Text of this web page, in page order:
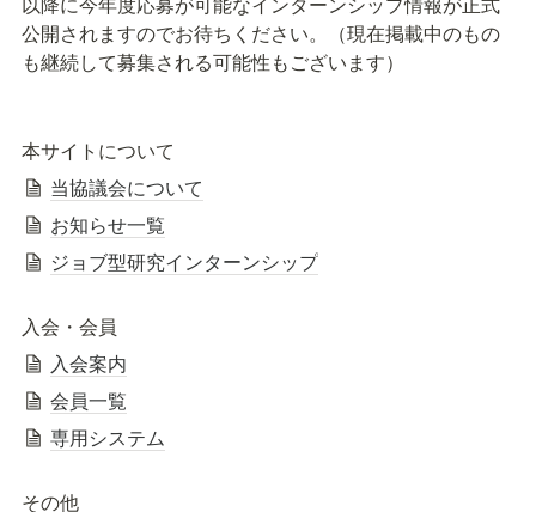
公開されますのでお待ちください。（現在掲載中のもの
も継続して募集される可能性もございます）
本サイトについて
当協議会について
お知らせ一覧
ジョブ型研究インターンシップ
入会・会員
入会案内
会員一覧
専用システム
その他